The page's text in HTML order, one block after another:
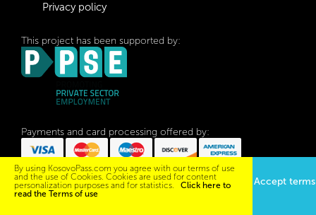
Privacy policy
This project has been supported by:
Payments and card processing offered by:
By using KosovoPass.com you agree with our terms of use
and the use of Cookies. Cookies are used for content
personalization purposes and for statistics. Click here to
read the Terms of use
Accept terms